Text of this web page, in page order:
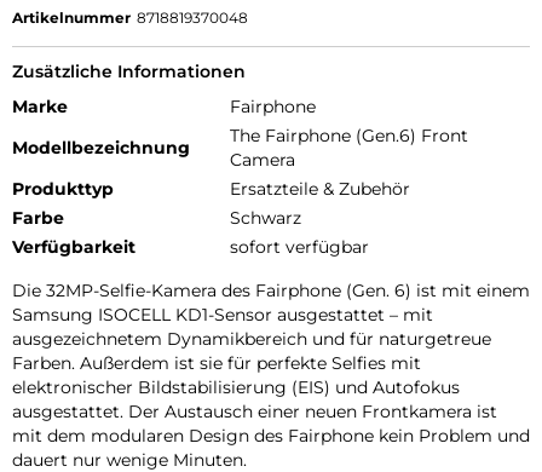
Artikelnummer 8718819370048
Zusätzliche Informationen
Marke
Fairphone
Modellbezeichnung
The Fairphone (Gen.6) Front
Camera
Produkttyp
Ersatzteile & Zubehör
Farbe
Schwarz
Verfügbarkeit
sofort verfügbar
Die 32MP-Selfie-Kamera des Fairphone (Gen. 6) ist mit einem
Samsung ISOCELL KD1-Sensor ausgestattet – mit
ausgezeichnetem Dynamikbereich und für naturgetreue
Farben. Außerdem ist sie für perfekte Selfies mit
elektronischer Bildstabilisierung (EIS) und Autofokus
ausgestattet. Der Austausch einer neuen Frontkamera ist
mit dem modularen Design des Fairphone kein Problem und
dauert nur wenige Minuten.